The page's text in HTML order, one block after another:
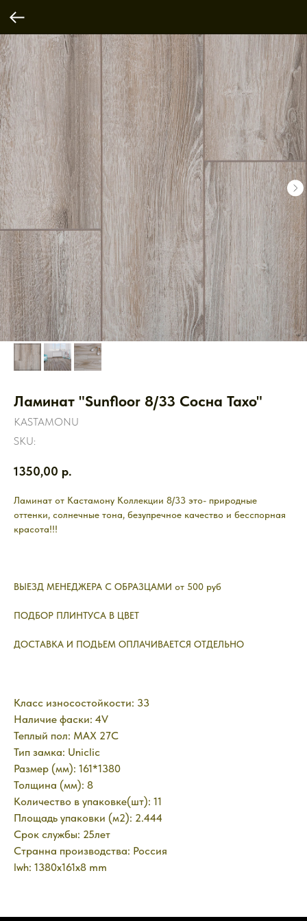
Ламинат "Sunfloor 8/33 Сосна Тахо"
KASTAMONU
SKU:
1350,00 р.
Ламинат от Кастамону Коллекции 8/33 это- природные
оттенки, солнечные тона, безупречное качество и бесспорная
красота!!!
ВЫЕЗД МЕНЕДЖЕРА С ОБРАЗЦАМИ от 500 руб
ПОДБОР ПЛИНТУСА В ЦВЕТ
ДОСТАВКА И ПОДЬЕМ ОПЛАЧИВАЕТСЯ ОТДЕЛЬНО
Класс износостойкости: 33
Наличие фаски: 4V
Теплый пол: MAX 27C
Тип замка: Uniclic
Размер (мм): 161*1380
Толщина (мм): 8
Количество в упаковке(шт): 11
Площадь упаковки (м2): 2.444
Срок службы: 25лет
Странна производства: Россия
lwh: 1380x161x8 mm